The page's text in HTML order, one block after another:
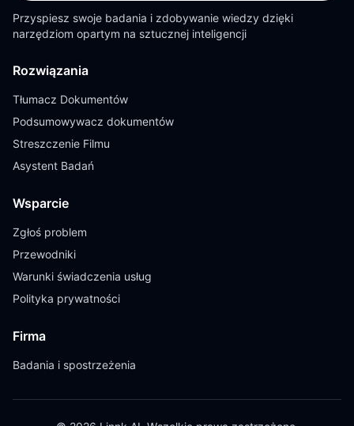
Przyspiesz swoje badania i zdobywanie wiedzy dzięki
narzędziom opartym na sztucznej inteligencji
Rozwiązania
Tłumacz Dokumentów
Podsumowywacz dokumentów
Streszczenie Filmu
Asystent Badań
Wsparcie
Zgłoś problem
Przewodniki
Warunki świadczenia usług
Polityka prywatności
Firma
Badania i spostrzeżenia